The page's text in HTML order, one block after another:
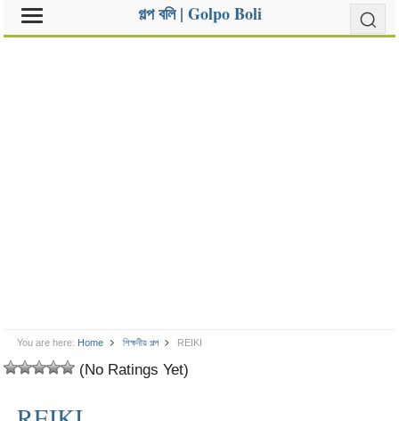
গল্প বলি | Golpo Boli
You are here: Home শিক্ষনীয় গল্প REIKI
(No Ratings Yet)